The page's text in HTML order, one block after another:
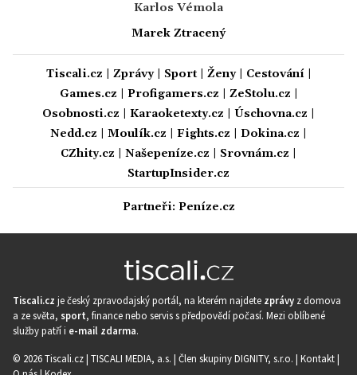
Karlos Vémola
Marek Ztracený
Tiscali.cz Zprávy| Sport| Ženy| Cestování|
Games.cz
Profigamers.cz ZeStolu.cz
Osobnosti.cz
Karaoketexty.cz Úschovna.cz
Nedd.cz
Moulík.cz Fights.cz Dokina.cz
CZhity.cz
Našepeníze.cz Srovnám.cz
StartupInsider.cz
Partneři: Peníze.cz
Tiscali.cz je český zpravodajský portál, na kterém najdete zprávy z domova
a ze světa, sport, finance nebo servis s předpovědí počasí. Mezi oblíbené
služby patří i e-mail zdarma.
© 2026 Tiscali.cz | TISCALI MEDIA, a.s. | Člen skupiny DIGNITY, s.r.o. | Kontakt|